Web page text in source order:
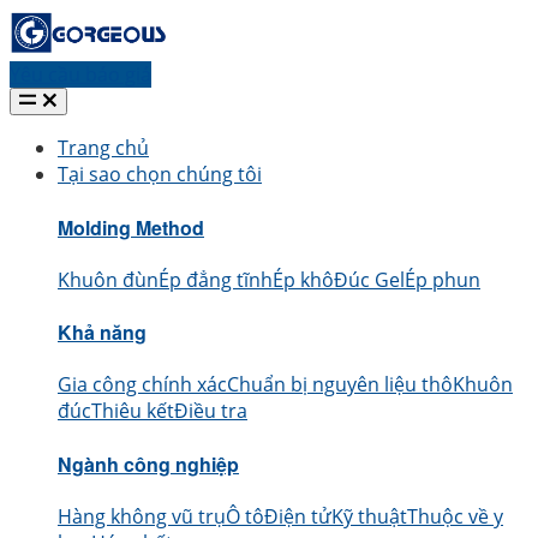
Trang chủ
Tại sao chọn chúng tôi
Molding Method
Khuôn đùnÉp đẳng tĩnhÉp khôĐúc GelÉp phun
Khả năng
Gia công chính xácChuẩn bị nguyên liệu thôKhuôn
đúcThiêu kếtĐiều tra
Ngành công nghiệp
Hàng không vũ trụÔ tôĐiện tửKỹ thuậtThuộc về y